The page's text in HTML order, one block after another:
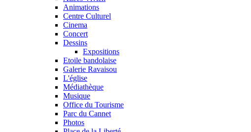
Animations
Centre Culturel
Cinema
Concert
Dessins
Expositions
Etoile bandolaise
Galerie Ravaisou
L'église
Médiathèque
Musique
Office du Tourisme
Parc du Cannet
Photos